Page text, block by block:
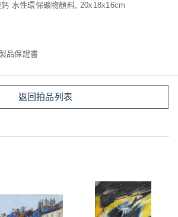
水性環保礦物顏料, 20x18x16cm
品保證書
返回拍品列表